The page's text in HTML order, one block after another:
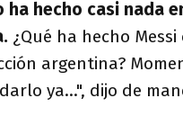
ha hecho casi nada
¿Qué ha hecho
argentina?
ya...", dijo de